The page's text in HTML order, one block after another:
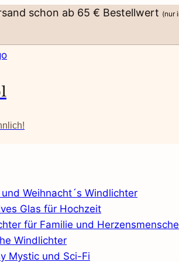
schon ab 65 € Bestellwert (nur
Weihnacht´s Windlichter
Glas für Hochzeit
für Familie und
Windlichter
Mystic und Sci-Fi